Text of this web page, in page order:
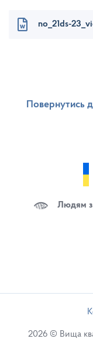
no_21ds-
Повернутись
Людям з
2026 © Вища